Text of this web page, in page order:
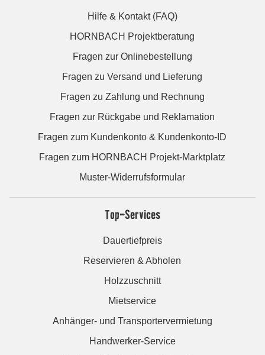
Hilfe & Kontakt (FAQ)
HORNBACH Projektberatung
Fragen zur Onlinebestellung
Fragen zu Versand und Lieferung
Fragen zu Zahlung und Rechnung
Fragen zur Rückgabe und Reklamation
Fragen zum Kundenkonto & Kundenkonto-ID
Fragen zum HORNBACH Projekt-Marktplatz
Muster-Widerrufsformular
Top-Services
Dauertiefpreis
Reservieren & Abholen
Holzzuschnitt
Mietservice
Anhänger- und Transportervermietung
Handwerker-Service